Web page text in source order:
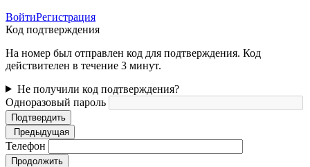
ВойтиРегистрация
Код подтверждения
На номер был отправлен код для подтверждения. Код
действителен в течение 3 минут.
Не получили код подтверждения?
Одноразовый пароль
Подтвердить
Предыдущая
Телефон
Продолжить